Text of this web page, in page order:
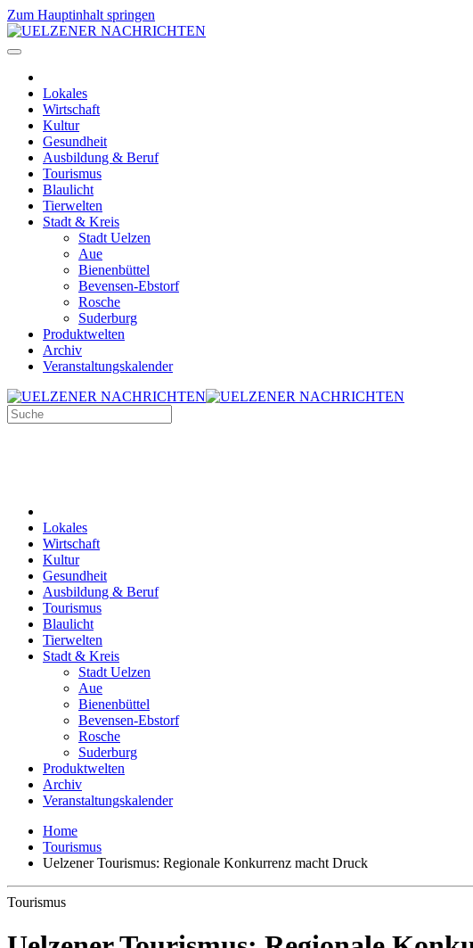
Zum Hauptinhalt springen
Lokales
Wirtschaft
Kultur
Gesundheit
Ausbildung & Beruf
Tourismus
Blaulicht
Tierwelten
Stadt & Kreis
Stadt Uelzen
Aue
Bienenbüttel
Bevensen-Ebstorf
Rosche
Suderburg
Produktwelten
Archiv
Veranstaltungskalender
Lokales
Wirtschaft
Kultur
Gesundheit
Ausbildung & Beruf
Tourismus
Blaulicht
Tierwelten
Stadt & Kreis
Stadt Uelzen
Aue
Bienenbüttel
Bevensen-Ebstorf
Rosche
Suderburg
Produktwelten
Archiv
Veranstaltungskalender
Home
Tourismus
Uelzener Tourismus: Regionale Konkurrenz macht Druck
Tourismus